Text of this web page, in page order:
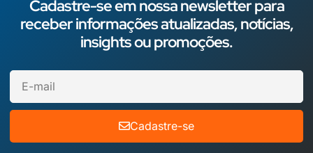
Cadastre-se em nossa newsletter para
receber informações atualizadas, notícias,
insights ou promoções.
Cadastre-se